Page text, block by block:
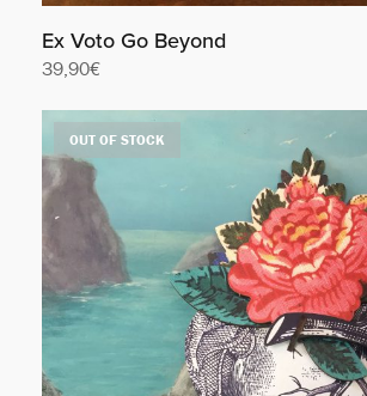
Ex Voto Go Beyond
39,90€
OUT OF STOCK